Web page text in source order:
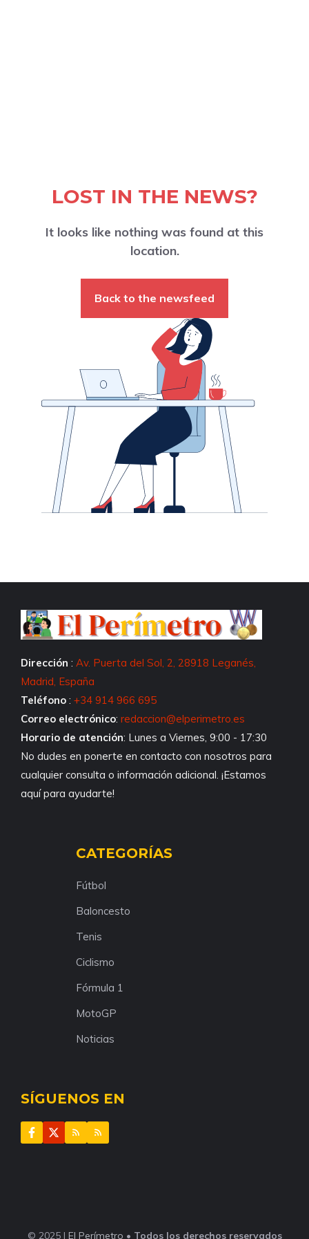
LOST IN THE NEWS?
It looks like nothing was found at this
location.
Back to the newsfeed
Dirección : Av. Puerta del Sol, 2, 28918 Leganés,
Madrid, España
Teléfono : +34 914 966 695
Correo electrónico: redaccion@elperimetro.es
Horario de atención: Lunes a Viernes, 9:00 - 17:30
No dudes en ponerte en contacto con nosotros para
cualquier consulta o información adicional. ¡Estamos
aquí para ayudarte!
CATEGORÍAS
Fútbol
Baloncesto
Tenis
Ciclismo
Fórmula 1
MotoGP
Noticias
SÍGUENOS EN
© 2025 | El Perímetro • Todos los derechos reservados